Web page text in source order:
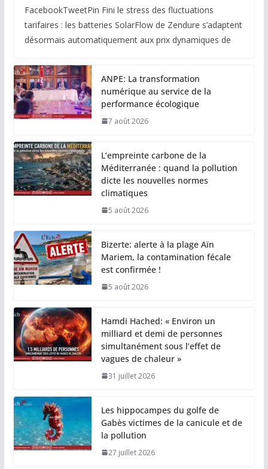
FacebookTweetPin Fini le stress des fluctuations
tarifaires : les batteries SolarFlow de Zendure s’adaptent
désormais automatiquement aux prix dynamiques de
ANPE: La transformation
numérique au service de la
performance écologique
7 août 2026
L’empreinte carbone de la
Méditerranée : quand la pollution
dicte les nouvelles normes
climatiques
5 août 2026
Bizerte: alerte à la plage Aïn
Mariem, la contamination fécale
est confirmée !
5 août 2026
Hamdi Hached: « Environ un
milliard et demi de personnes
simultanément sous l’effet de
vagues de chaleur »
31 juillet 2026
Les hippocampes du golfe de
Gabès victimes de la canicule et de
la pollution
27 juillet 2026